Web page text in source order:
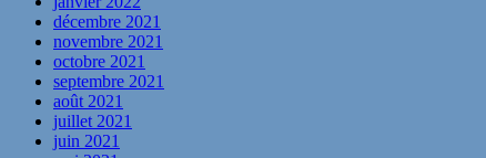
décembre 2021
novembre 2021
octobre 2021
septembre 2021
août 2021
juillet 2021
juin 2021